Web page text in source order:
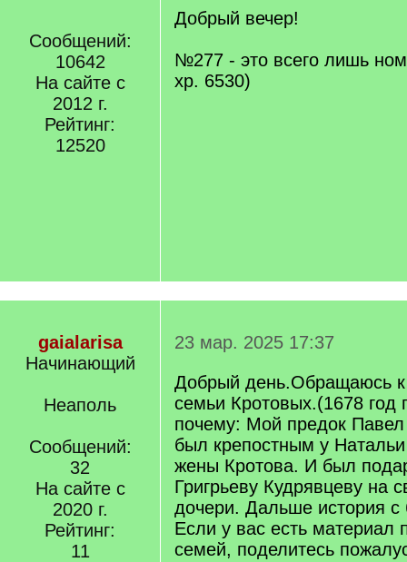
Сообщений:
10642
На сайте с
2012 г.
Рейтинг:
12520
Добрый вечер!
№277 - это всего лишь
хр. 6530)
gaialarisa
Начинающий
Неаполь
Сообщений:
32
На сайте с
2020 г.
Рейтинг:
11
23 мар. 2025 17:37
Добрый день.Обращаюсь к
семьи Кротовых.(1678 год
почему: Мой предок
был крепостным у
жены Кротова. И был
Григрьеву Кудрявцеву на
дочери. Дальше история
Если у вас есть материал
семей, поделитесь